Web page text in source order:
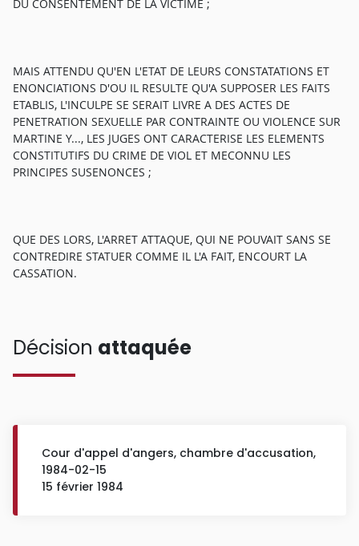
DU CONSENTEMENT DE LA VICTIME ;
MAIS ATTENDU QU'EN L'ETAT DE LEURS CONSTATATIONS ET
ENONCIATIONS D'OU IL RESULTE QU'A SUPPOSER LES FAITS
ETABLIS, L'INCULPE SE SERAIT LIVRE A DES ACTES DE
PENETRATION SEXUELLE PAR CONTRAINTE OU VIOLENCE SUR
MARTINE Y..., LES JUGES ONT CARACTERISE LES ELEMENTS
CONSTITUTIFS DU CRIME DE VIOL ET MECONNU LES
PRINCIPES SUSENONCES ;
QUE DES LORS, L'ARRET ATTAQUE, QUI NE POUVAIT SANS SE
CONTREDIRE STATUER COMME IL L'A FAIT, ENCOURT LA
CASSATION.
Décision attaquée
Cour d'appel d'angers, chambre d'accusation,
1984-02-15
15 février 1984